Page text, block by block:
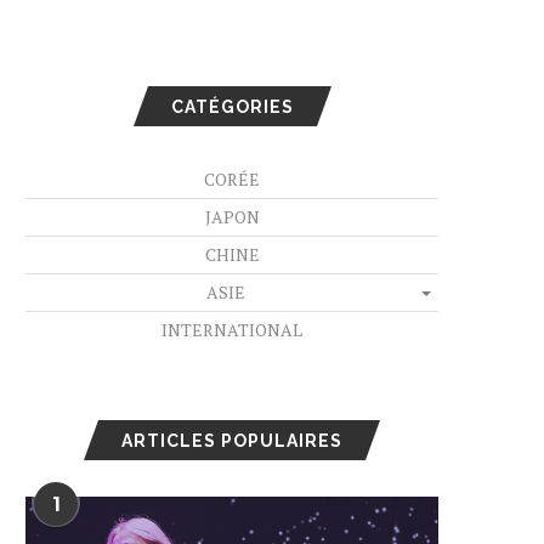
CATÉGORIES
CORÉE
JAPON
CHINE
ASIE
INTERNATIONAL
ARTICLES POPULAIRES
1